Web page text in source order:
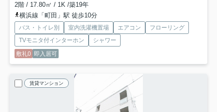
2階 / 17.80㎡ / 1K /築19年
横浜線「町田」駅 徒歩10分
バス・トイレ別 室内洗濯機置場 エアコン
フローリング
TVモニタ付インターホン
シャワー
敷礼0 即入居可
賃貸マンション